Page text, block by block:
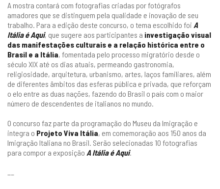
A mostra contará com fotografias criadas por fotógrafos
amadores que se distinguem pela qualidade e inovação de seu
trabalho. Para a edição deste concurso, o tema escolhido foi A
Itália é Aqui, que sugere aos participantes a investigação visual
das manifestações culturais e a relação histórica entre o
Brasil e a Itália, fomentada pelo processo migratório desde o
século XIX até os dias atuais, permeando gastronomia,
religiosidade, arquitetura, urbanismo, artes, laços familiares, além
de diferentes âmbitos das esferas pública e privada, que reforçam
o elo entre as duas nações, fazendo do Brasil o país com o maior
número de descendentes de italianos no mundo.
O concurso faz parte da programação do Museu da Imigração e
integra o Projeto Viva Itália, em comemoração aos 150 anos da
Imigração Italiana no Brasil. Serão selecionadas 10 fotografias
para compor a exposição A Itália é Aqui.